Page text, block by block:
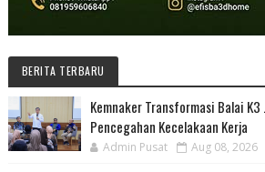
BERITA TERBARU
Kemnaker Transformasi Balai
Pencegahan Kecelakaan Kerja
Admin Pusat Aug 08, 2026